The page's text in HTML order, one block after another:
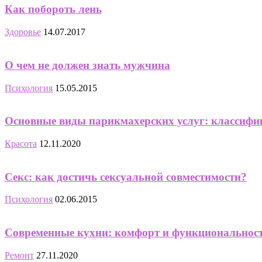
Как побороть лень
Здоровье 14.07.2017
О чем не должен знать мужчина
Психология 15.05.2015
Основные виды парикмахерских услуг:
Красота 12.11.2020
Секс: как достичь сексуальной совместимости?
Психология 02.06.2015
Cовременные кухни: комфорт и
Ремонт 27.11.2020